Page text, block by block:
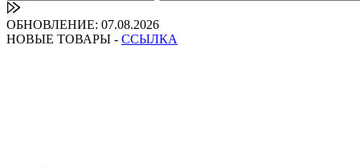
ОБНОВЛЕНИЕ: 07.08.2026
НОВЫЕ ТОВАРЫ - ССЫЛКА